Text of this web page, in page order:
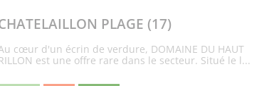
PLAGE (17)
cœur d'un écrin de verdure, DOMAINE DU HAUT
est une offre rare dans le secteur. Situé le l...